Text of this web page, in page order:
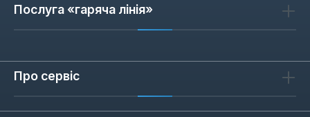
Послуга «гаряча лінія»
Про сервіс